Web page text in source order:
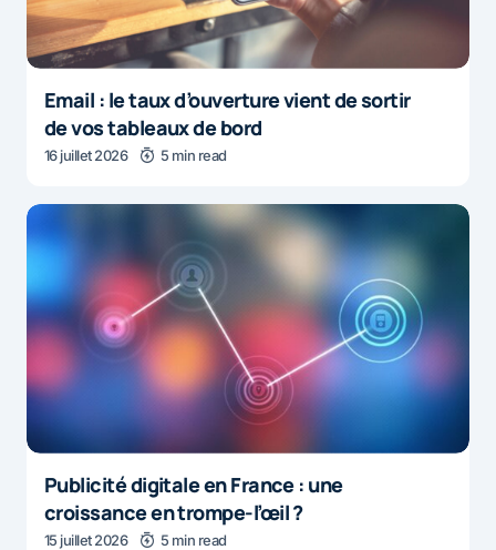
Email : le taux d’ouverture vient de sortir
de vos tableaux de bord
16 juillet 2026 5 min read
Publicité digitale en France : une
croissance en trompe-l’œil ?
15 juillet 2026 5 min read